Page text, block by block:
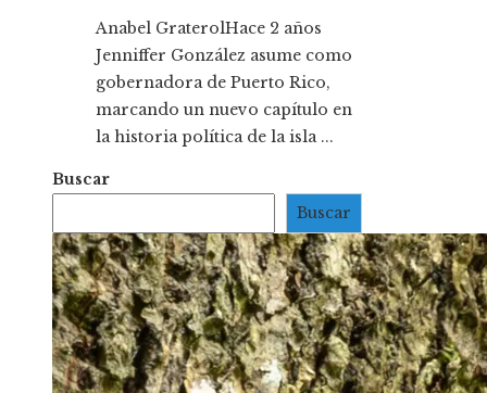
Anabel GraterolHace 2 años
Jenniffer González asume como
gobernadora de Puerto Rico,
marcando un nuevo capítulo en
la historia política de la isla ...
Buscar
Buscar